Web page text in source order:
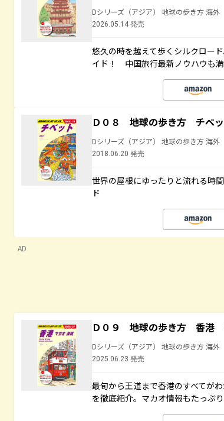
Dシリーズ（アジア） 地球の歩き方 海外
2026.05.14 発売
悠久の時を越えて歩くシルクロー
イド！ 中国旅行最新ノウハウも満
Ｄ０８ 地球の歩き方 チベ
Dシリーズ（アジア） 地球の歩き方 海外
2018.06.20 発売
世界の屋根にゆったりと流れる時
ド
AD
Ｄ０９ 地球の歩き方 香港
Dシリーズ（アジア） 地球の歩き方 海外
2025.06.23 発売
最旬から王道まで香港のすべてが
を徹底紹介。マカオ情報もたっぷり